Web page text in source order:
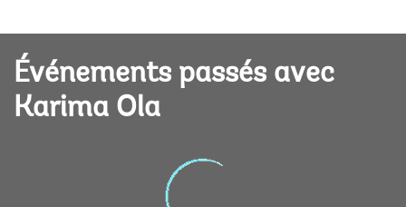
Événements passés avec
Karima Ola